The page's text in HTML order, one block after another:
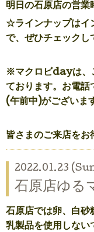
明日の石原店の営業
☆ラインナップはイ
で、ぜひチェックし
※マクロビdayは、
ております。 お電話
(午前中)がございま
皆さまのご来店をお
2022.01.23
石原店ゆる
石原店では卵、白砂
乳製品を使用しない